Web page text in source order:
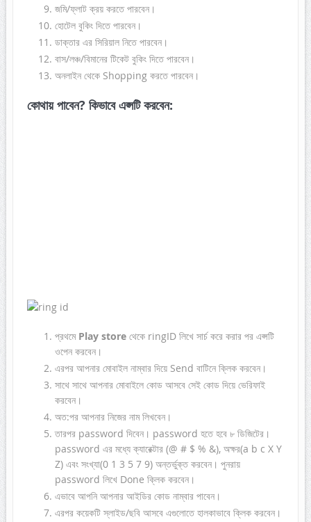
জমি/ফ্লাট ক্রয় করতে পারবেন।
হোটেল বুকিং দিতে পারবেন।
ডাক্তার এর সিরিয়াল নিতে পারবেন।
বাস/লঞ্চ/বিমানের টিকেট বুকিং দিতে পারবেন।
অনলাইন থেকে Shopping করতে পারবেন।
কোথায় পাবেন? কিভাবে এপ্সটি করবেন:
প্রথমে Play storeথেকে ringID লিখে সার্চ করে করার পর এপ্সটি
ওপেন করবেন।
এরপর আপনার মোবাইল নাম্বার দিয়ে Send বাটিনে ক্লিক করবেন।
সাথে সাথে আপনার মোবাইলে কোড আসবে সেই কোড দিয়ে ভেরিফাই
করবেন।
অত:পর আপনার নিজের নাম লিখবেন।
তারপর password দিবেন। password হতে হবে ৮ ডিজিটের।
password এর মধ্যে ক্যারেক্টার (@ # $ % &), অক্ষর(a b c X Y
Z) এবং সংখ্যা(0 1 3 5 7 9) অন্তর্ভুক্ত করবেন। পুনরায়
password লিখে Done ক্লিক করবেন।
এভাবে আপনি আপনার আইডির কোড নাম্বার পাবেন।
এরপর কয়েকটি স্লাইড/ছবি আসবে এগুলোতে হালকাভাবে ক্লিক করবেন।